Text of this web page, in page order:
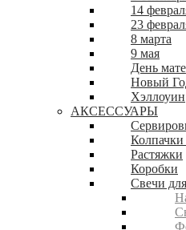
14
23
8 марта
9 мая
День
Новый
Хэллоуин
АКСЕССУАРЫ
Колпачки
Растяжки
Коробки
Свечи